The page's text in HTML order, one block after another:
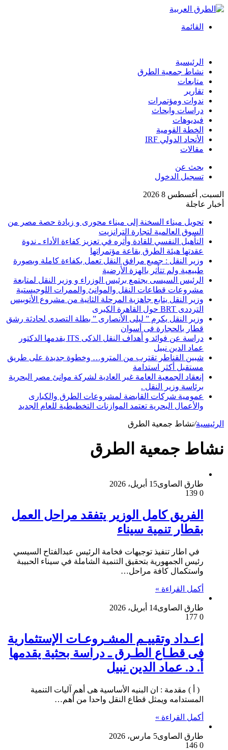
القائمة
الرئيسية
نشاط جمعية الطرق
متابعات
تقارير
ندوات ومؤتمرات
دراسات وابحاث
فيديوهات
الخطة القومية
الأتحاد الدولي IRF
مقالات
بحث عن
تسجيل الدخول
السبت, أغسطس 8 2026
أخبار عاجلة
تحويل ميناء السخنة إلى ميناء محورى و زيادة حصة مصر من
السوق العالمية لتجارة الترانزيت
التأهيل النفسي للقادة وأثره في تعزيز كفاءة الأداء ـ ندوة
عقدتها هيئة الطرق بقاعة مؤتمراتها
وزير النقل : جميع مرافق النقل تعمل بكفاءة كاملة وبصورة
طبيعية ولم تتأثر بالهزة الأرضية
الرئيس السيسى يجتمع برئيس الوزراء و وزير النقل لمتابعة
مشروعات قطاعات النقل والموانئ والممرات اللوجيستية
وزير النقل يتابع جاهزية المرحلة الثانية من مشروع الأتوبيس
الترددى BRT حول القاهرة الكبرى
وزير النقل يكرم ” ليلى الأنصارى ” بطلة التصدى لحادثة رشق
قطار بالحجارة فى أسوان
دراسة عن فوائد و أهداف النقل الذكى ITS يقدمها الدكتور
عماد الدين نبيل
شبين القناطر تقترب من المترو… وخطوة جديدة على طريق
مستقبل أكثر استدامة
إنعقاد الجمعية العامة غير العادية لشركة موانئ مصر البحرية
برئاسة وزير النقل .
عمومية شركات القابضة لمشروعات الطرق والكبارى
والأعمال البحرية تعتمد الموازنات التخطيطية للعام الجديد
الرئيسية/نشاط جمعية الطرق
نشاط جمعية الطرق
طارق الصاوى15 أبريل، 2026
0
الفريق كامل الوزير يتفقد مراحل العمل
بقطار تنمية سيناء
في اطار تنفيذ توجيهات فخامة الرئيس عبدالفتاح السيسي
رئيس الجمهورية بتحقيق التنمية الشاملة في سيناء الحبيبة
واستكمال كافة مراحل…
أكمل القراءة »
طارق الصاوى14 أبريل، 2026
0
إعـداد وتقييـم المشـروعـات الإستثمارية
فى قطـاع الطـرق ـ دراسة بحثية يقدمها
أ. د. عماد الدين نبيل
( أ ) مقدمة : ان البنيه الأساسية هى أهم آليات التنمية
المستدامه ويمثل قطاع النقل واحدا من أهم…
أكمل القراءة »
طارق الصاوى5 مارس، 2026
0